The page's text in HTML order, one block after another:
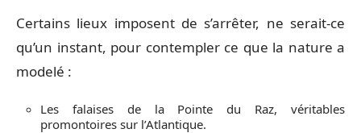
Certains lieux imposent de s’arrêter, ne serait-ce
qu’un instant, pour contempler ce que la nature a
modelé :
Les falaises de la Pointe du Raz, véritables
promontoires sur l’Atlantique.